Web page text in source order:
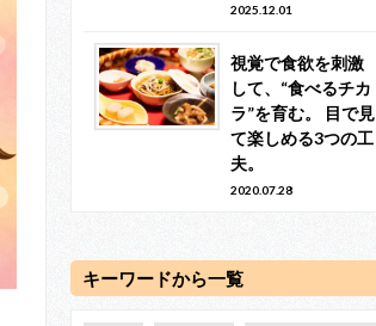
2025.12.01
視覚で食欲を刺激
して、“食べるチカ
ラ”を育む。 目で見
て楽しめる3つの工
夫。
2020.07.28
キーワードから一覧